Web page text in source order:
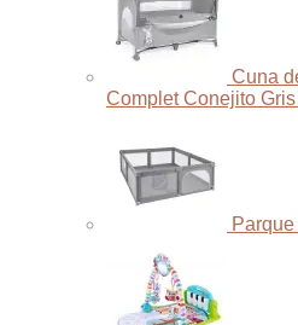
Cuna
Complet Conejito Gris